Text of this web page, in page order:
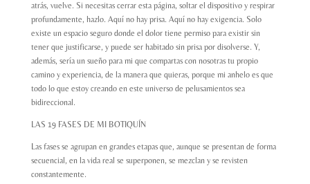
atrás, vuelve. Si necesitas cerrar esta página, soltar el dispositivo y respirar
profundamente, hazlo. Aquí no hay prisa. Aquí no hay exigencia. Solo
existe un espacio seguro donde el dolor tiene permiso para existir sin
tener que justificarse, y puede ser habitado sin prisa por disolverse. Y,
además, sería un sueño para mi que compartas con nosotras tu propio
camino y experiencia, de la manera que quieras, porque mi anhelo es que
todo lo que estoy creando en este universo de pelusamientos sea
bidireccional.
LAS 19 FASES DE MI BOTIQUÍN
Las fases se agrupan en grandes etapas que, aunque se presentan de forma
secuencial, en la vida real se superponen, se mezclan y se revisten
constantemente.